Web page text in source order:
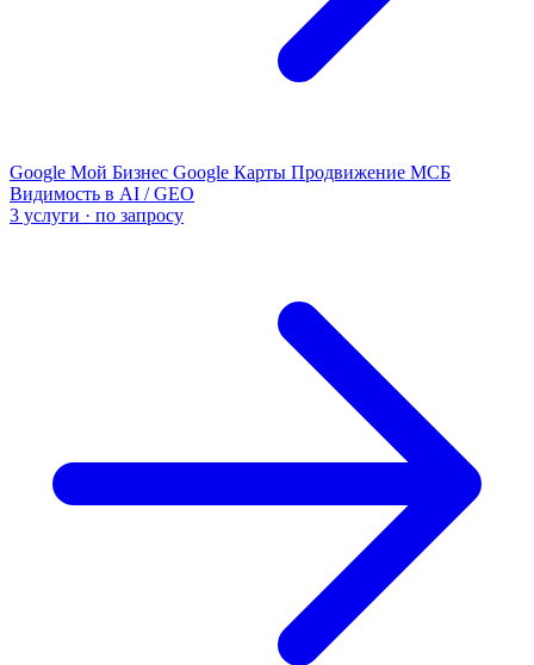
Google Мой Бизнес Google Карты Продвижение МСБ
Видимость в AI / GEO
3 услуги · по запросу